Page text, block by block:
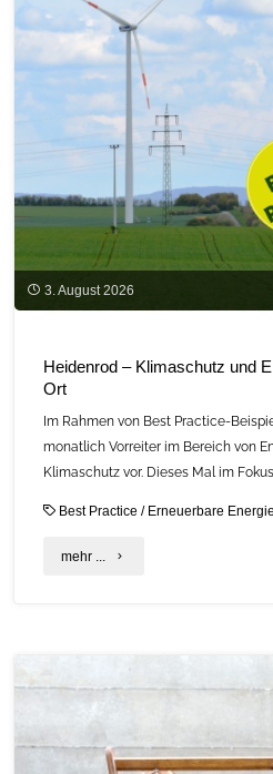
3. August 2026
Heidenrod – Klimaschutz und
Ort
Im Rahmen von Best Practice-
monatlich Vorreiter im Bereich von
Klimaschutz vor. Dieses Mal im
Best Practice / Erneuerbare
mehr ... "Heidenrod
Energien